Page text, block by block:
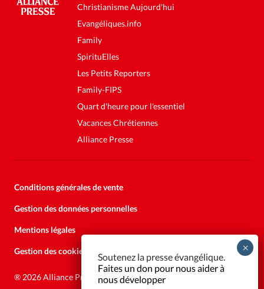
Christianisme Aujourd'hui
Evangéliques.info
Family
SpirituElles
Les Petits Reporters
Family-FIPS
Quart d'heure pour l'essentiel
Vacances Chrétiennes
Alliance Presse
Conditions générales de vente
Gestion des données personnelles
Mentions légales
Gestion des cookies
® 2026 Alliance Presse
Soutenez la presse évangélique.
Faites un don pour nous aider à
nous développer